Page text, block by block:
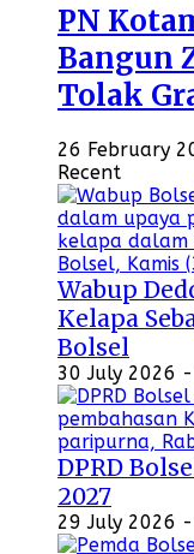
PN
Bangun
Tolak
26 February
Recent
Wabup
Kelapa
Bolsel
30 July 2026
DPRD
2027
29 July 2026